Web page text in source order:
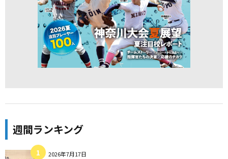
週間ランキング
2026年7月17日